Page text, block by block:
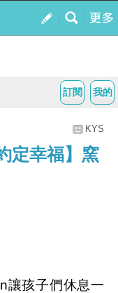
我的
訂閱
KYS
定幸福】窯
孩子們休息一